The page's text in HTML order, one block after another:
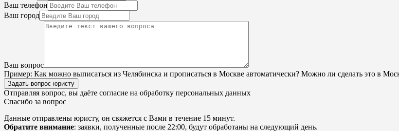
Ваш телефон
Ваш город
Ваш вопрос
Пример: Как можно выписаться из Челябинска и прописаться в Москве автоматически? Можно ли сделать это в
Задать вопрос юристу
Отправляя вопрос, вы даёте согласие на обработку персональных данных
Спасибо за вопрос
Данные отправлены юристу, он свяжется с Вами в течение 15 минут.
Обратите внимание: заявки, полученные после 22:00, будут обработаны на следующий день.